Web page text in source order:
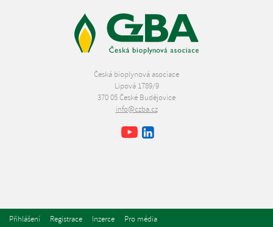
Česká bioplynová asociace
Lipová 1789/9
370 05 České Budějovice
info@czba.cz
Facebook
Youtube
Přihlášení Registrace Inzerce Pro média